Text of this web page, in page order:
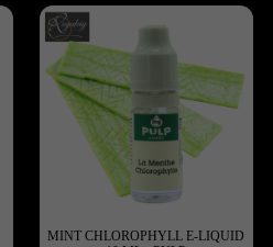
MINT CHLOROPHYLL E-LIQUID